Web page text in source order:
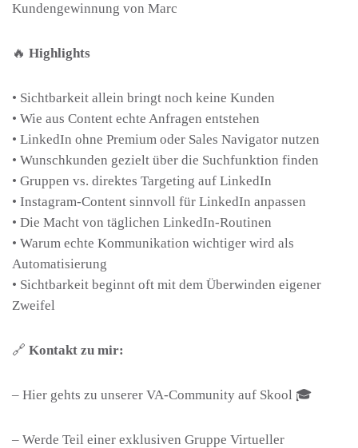
Kundengewinnung von Marc
🔥 Highlights
• Sichtbarkeit allein bringt noch keine Kunden
• Wie aus Content echte Anfragen entstehen
• LinkedIn ohne Premium oder Sales Navigator nutzen
• Wunschkunden gezielt über die Suchfunktion finden
• Gruppen vs. direktes Targeting auf LinkedIn
• Instagram-Content sinnvoll für LinkedIn anpassen
• Die Macht von täglichen LinkedIn-Routinen
• Warum echte Kommunikation wichtiger wird als
Automatisierung
• Sichtbarkeit beginnt oft mit dem Überwinden eigener
Zweifel
🔗 Kontakt zu mir:
– Hier gehts zu unserer VA-Community auf Skool 🎓
– Werde Teil einer exklusiven Gruppe Virtueller